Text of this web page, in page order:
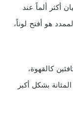
أكثر ألماً عند
هو أفتح لوناً،
كالقهوة،
بشكل أكبر